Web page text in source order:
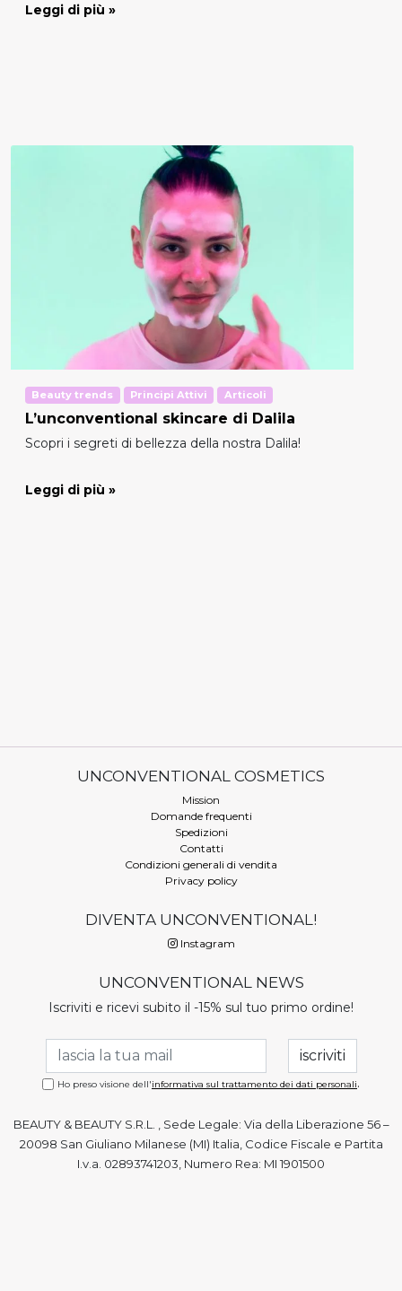
Leggi di più »
Beauty trends Principi Attivi Articoli
L’unconventional skincare di Dalila
Scopri i segreti di bellezza della nostra Dalila!
Leggi di più »
UNCONVENTIONAL COSMETICS
Mission
Domande frequenti
Spedizioni
Contatti
Condizioni generali di vendita
Privacy policy
DIVENTA UNCONVENTIONAL!
Instagram
UNCONVENTIONAL NEWS
Iscriviti e ricevi subito il -15% sul tuo primo ordine!
Ho preso visione dell'informativa sul trattamento dei dati personali.
BEAUTY & BEAUTY S.R.L. , Sede Legale: Via della Liberazione 56 –
20098 San Giuliano Milanese (MI) Italia, Codice Fiscale e Partita
I.v.a. 02893741203, Numero Rea: MI 1901500